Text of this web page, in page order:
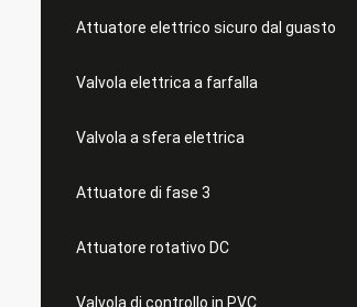
Attuatore elettrico sicuro dal guasto
Valvola elettrica a farfalla
Valvola a sfera elettrica
Attuatore di fase 3
Attuatore rotativo DC
Valvola di controllo in PVC